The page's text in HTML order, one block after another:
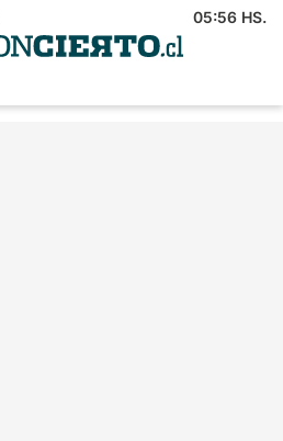
05:56 HS.